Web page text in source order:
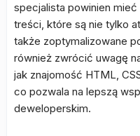
specjalista powinien
treści, które są nie tylko
także zoptymalizowane
również zwrócić uwagę
jak znajomość HTML,
co pozwala na lepszą
deweloperskim.